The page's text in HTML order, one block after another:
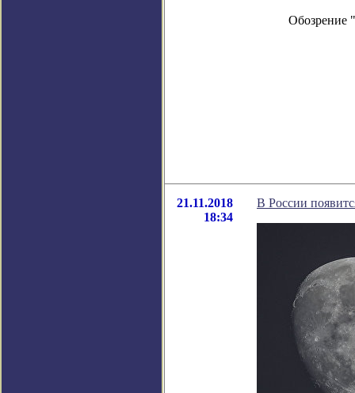
Обозрение "
21.11.2018
18:34
В России